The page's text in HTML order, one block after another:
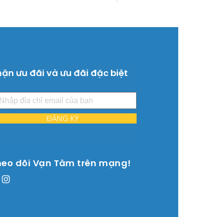
ưu đãi và ưu đãi đặc biệt
ĐĂNG KÝ
dõi Vạn Tâm trên mạng!